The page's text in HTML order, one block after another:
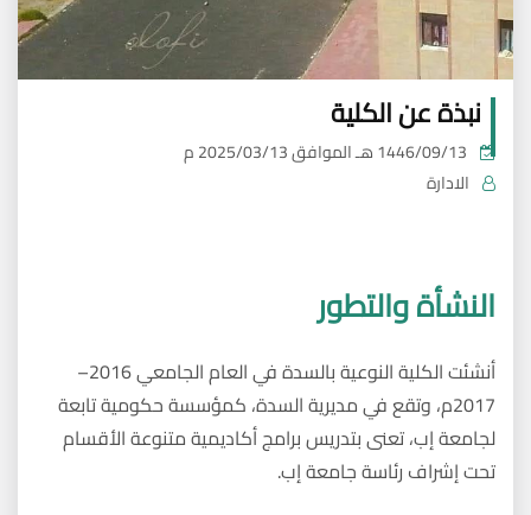
نبذة عن الكلية
الموافق2025/03/13 م
الادارة
النشأة والتطور
أنشئت الكلية النوعية بالسدة في العام الجامعي 2016–
2017م، وتقع في مديرية السدة، كمؤسسة حكومية تابعة
لجامعة إب، تعنى بتدريس برامج أكاديمية متنوعة الأقسام
تحت إشراف رئاسة جامعة إب.